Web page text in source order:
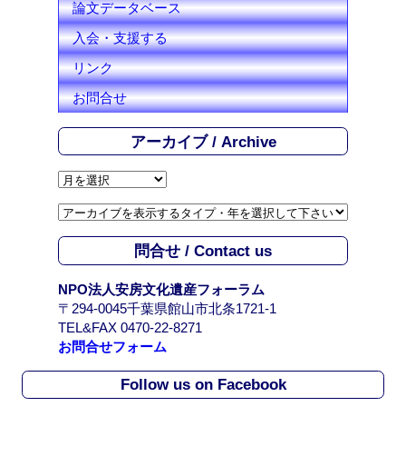
論文データベース
入会・支援する
リンク
お問合せ
アーカイブ / Archive
ア
カ
イ
ブ
A
r
c
h
i
問合せ / Contact us
NPO法人安房文化遺産フォーラム
〒294-0045千葉県館山市北条1721-1
TEL&FAX 0470-22-8271
お問合せフォーム
Follow us on Facebook